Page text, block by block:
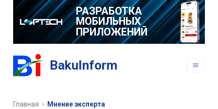
РАЗРАБОТКА
МОБИЛЬНЫХ
ПРИЛОЖЕНИЙ
BakuInform
Главная Мнение эксперта